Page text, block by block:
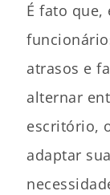
É fato
atrasos e
alternar
escritório,
adaptar